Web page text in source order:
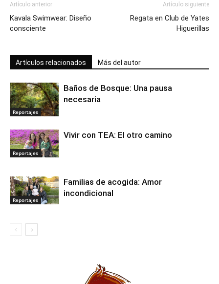
Artículo anterior
Kavala Swimwear: Diseño
consciente
Artículo siguiente
Regata en Club de Yates
Higuerillas
Artículos relacionados Más del autor
Reportajes
Baños de Bosque: Una pausa
necesaria
Reportajes
Vivir con TEA: El otro camino
Reportajes
Familias de acogida: Amor
incondicional